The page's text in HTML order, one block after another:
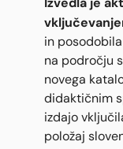
in
na področju
novega
didaktičnim
izdajo
položaj